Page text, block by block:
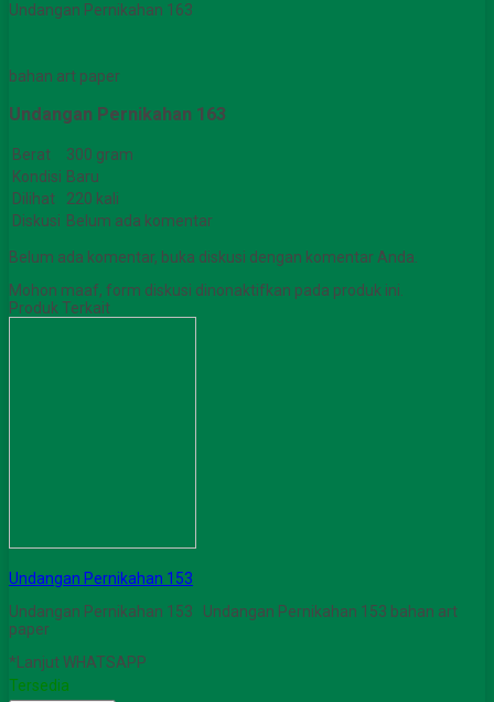
Undangan Pernikahan 163
bahan art paper
Undangan Pernikahan 163
Berat
300 gram
Kondisi Baru
Dilihat
220 kali
Diskusi Belum ada komentar
Belum ada komentar, buka diskusi dengan komentar Anda.
Mohon maaf, form diskusi dinonaktifkan pada produk ini.
Produk Terkait
Undangan Pernikahan 153
Undangan Pernikahan 153 Undangan Pernikahan 153 bahan art
paper
*Lanjut WHATSAPP
Tersedia